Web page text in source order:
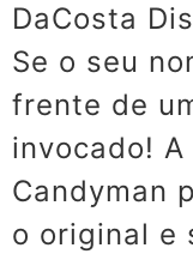
DaCosta
Se o seu
frente de
invocado!
Candyman
o original e